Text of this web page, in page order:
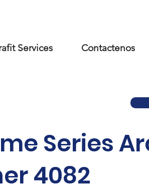
Services Contactenos
Series
4082